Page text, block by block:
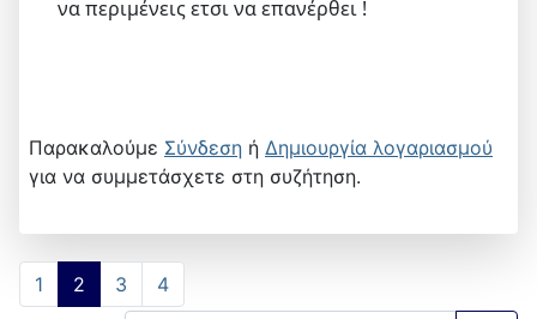
να περιμένεις ετσι να επανέρθει !
Παρακαλούμε Σύνδεση ή Δημιουργία λογαριασμού
για να συμμετάσχετε στη συζήτηση.
1 2 3 4